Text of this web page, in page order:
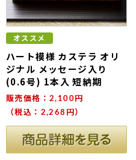
オススメ
ハート模様 カステラ オリ
ジナル メッセージ入り
(0.6号) 1本入 短納期
販売価格：2,100円
（税込：2,268円）